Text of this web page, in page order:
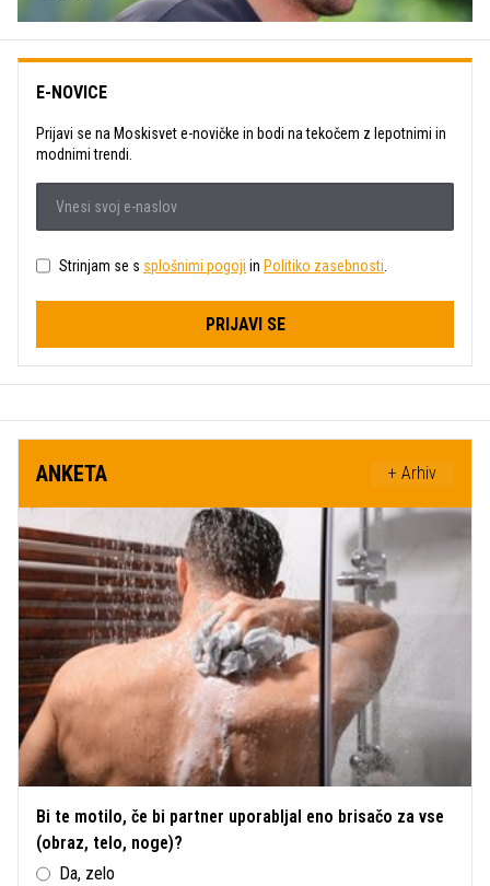
E-NOVICE
Prijavi se na Moskisvet e-novičke in bodi na tekočem z lepotnimi in
modnimi trendi.
Strinjam se s splošnimi pogoji in Politiko zasebnosti
PRIJAVI SE
ANKETA + Arhiv
Bi te motilo, če bi partner uporabljal eno brisačo za vse
(obraz, telo, noge)?
Da, zelo